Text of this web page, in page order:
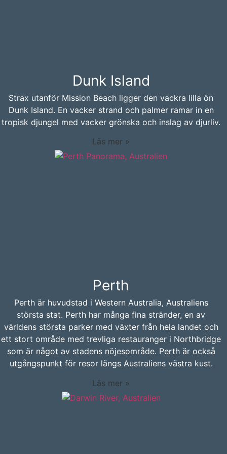
Dunk Island
Strax utanför Mission Beach ligger den vackra lilla ön
Dunk Island. En vacker strand och palmer ramar in en
tropisk djungel med vacker grönska och inslag av djurliv.
Läs mer »
Perth
Perth är huvudstad i Western Australia, Australiens
största stat. Perth har många fina stränder, en av
världens största parker med växter från hela landet och
ett stort område med trevliga restauranger i Northbridge
som är något av stadens nöjesområde. Perth är också
utgångspunkt för resor längs Australiens västra kust.
Läs mer »